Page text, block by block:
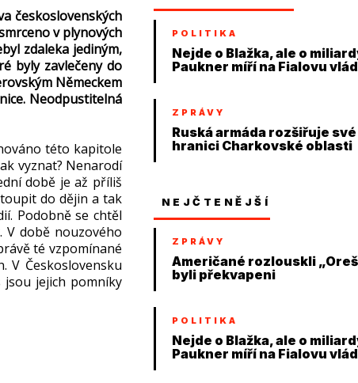
československých
v plynových
zdaleka jediným,
byly zavlečeny do
Německem
Neodpustitelná
této kapitole
vyznat? Nenarodí
době je až příliš
do dějin a tak
Podobně se chtěl
době nouzového
té vzpomínané
V Československu
jsou jejich pomníky
POLITIKA
Nejde o Blažka, ale o
Paukner míří na Fialovu
ZPRÁVY
Ruská armáda rozšiřuje
hranici Charkovské oblasti
NEJČTENĚJŠÍ
ZPRÁVY
Američané rozlouskli
byli překvapeni
POLITIKA
Nejde o Blažka, ale o
Paukner míří na Fialovu